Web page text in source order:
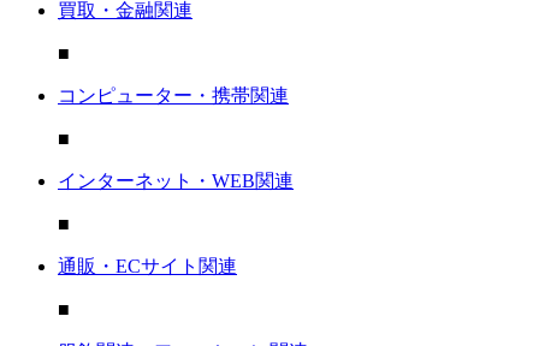
買取・金融関連
■
コンピューター・携帯関連
■
インターネット・WEB関連
■
通販・ECサイト関連
■